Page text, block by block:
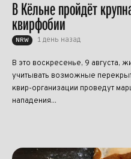
В Кёльне пройдёт
квирфобии
NRW 1 день назад
В это воскресенье, 9 августа,
учитывать возможные
квир-организации проведут
нападения...